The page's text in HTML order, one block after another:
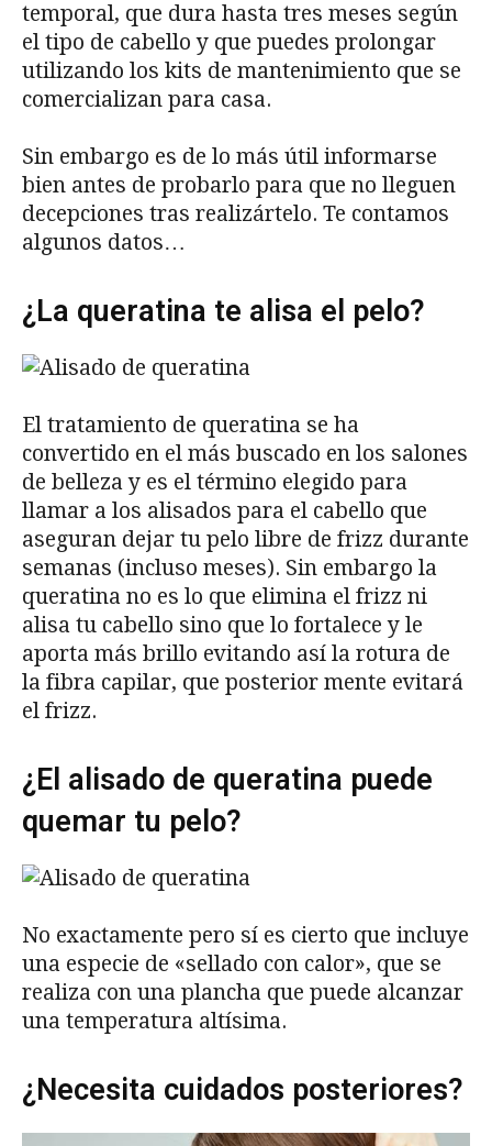
temporal, que dura hasta tres meses según
el tipo de cabello y que puedes prolongar
utilizando los kits de mantenimiento que se
comercializan para casa.
Sin embargo es de lo más útil informarse
bien antes de probarlo para que no lleguen
decepciones tras realizártelo. Te contamos
algunos datos…
¿La queratina te alisa el pelo?
El tratamiento de queratina se ha
convertido en el más buscado en los salones
de belleza y es el término elegido para
llamar a los alisados para el cabello que
aseguran dejar tu pelo libre de frizz durante
semanas (incluso meses). Sin embargo la
queratina no es lo que elimina el frizz ni
alisa tu cabello sino que lo fortalece y le
aporta más brillo evitando así la rotura de
la fibra capilar, que posterior mente evitará
el frizz.
¿El alisado de queratina puede
quemar tu pelo?
No exactamente pero sí es cierto que incluye
una especie de «sellado con calor», que se
realiza con una plancha que puede alcanzar
una temperatura altísima.
¿Necesita cuidados posteriores?